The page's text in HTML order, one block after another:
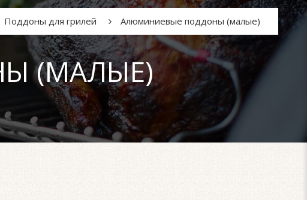
(МАЛЫЕ)
Поддоны для грилей Алюминиевые поддоны (малые)